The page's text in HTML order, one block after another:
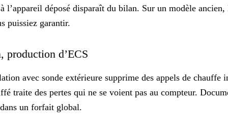
déposé disparaît du bilan. Sur un modèle
puissiez garantir.
d’ECS
avec sonde extérieure supprime des appels de chauffe
traite des pertes qui ne se voient pas au compteur.
un forfait global.